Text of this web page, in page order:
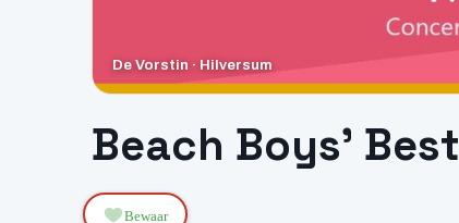
De Vorstin · Hilversum
Beach Boys’ Best
Bewaar